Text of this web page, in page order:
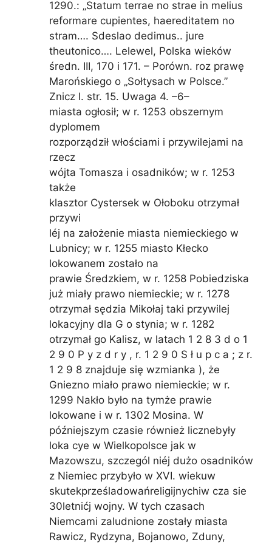
1290.: „Statum terrae no strae in melius
reformare cupientes, haereditatem no
stram…. Sdeslao dedimus.. jure
theutonico…. Lelewel, Polska wieków
średn. III, 170 i 171. – Porówn. roz prawę
Marońskiego o „Sołtysach w Polsce.”
Znicz I. str. 15. Uwaga 4. –6–
miasta ogłosił; w r. 1253 obszernym
dyplomem
rozporządził włościami i przywilejami na
rzecz
wójta Tomasza i osadników; w r. 1253
także
klasztor Cystersek w Ołoboku otrzymał
przywi
léj na założenie miasta niemieckiego w
Lubnicy; w r. 1255 miasto Kłecko
lokowanem zostało na
prawie Średzkiem, w r. 1258 Pobiedziska
już miały prawo niemieckie; w r. 1278
otrzymał sędzia Mikołaj taki przywilej
lokacyjny dla G o stynia; w r. 1282
otrzymał go Kalisz, w latach 1 2 8 3 d o 1
2 9 0 P y z d r y , r. 1 2 9 0 S ł u p c a ; z r.
1 2 9 8 znajduje się wzmianka ), że
Gniezno miało prawo niemieckie; w r.
1299 Nakło było na tymże prawie
lokowane i w r. 1302 Mosina. W
późniejszym czasie również licznebyły
loka cye w Wielkopolsce jak w
Mazowszu, szczegól niéj dużo osadników
z Niemiec przybyło w XVI. wiekuw
skutekprześladowańreligijnychiw cza sie
30letnićj wojny. W tych czasach
Niemcami zaludnione zostały miasta
Rawicz, Rydzyna, Bojanowo, Zduny,